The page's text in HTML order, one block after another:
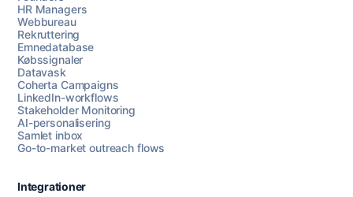
HR Managers
Webbureau
Rekruttering
Emnedatabase
Købssignaler
Datavask
Coherta Campaigns
LinkedIn-workflows
Stakeholder Monitoring
AI-personalisering
Samlet inbox
Go-to-market outreach flows
Integrationer